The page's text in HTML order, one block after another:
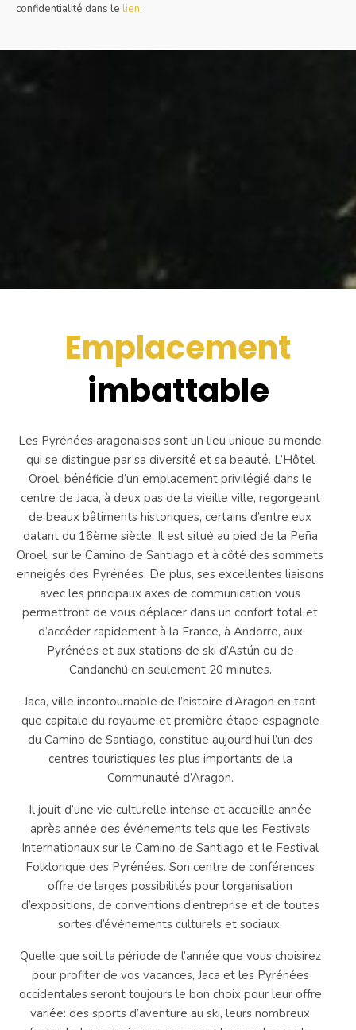
confidentialité dans le lien.
Emplacement
imbattable
Les Pyrénées aragonaises sont un lieu unique au monde
qui se distingue par sa diversité et sa beauté. L’Hôtel
Oroel, bénéficie d’un emplacement privilégié dans le
centre de Jaca, à deux pas de la vieille ville, regorgeant
de beaux bâtiments historiques, certains d’entre eux
datant du 16ème siècle. Il est situé au pied de la Peña
Oroel, sur le Camino de Santiago et à côté des sommets
enneigés des Pyrénées. De plus, ses excellentes liaisons
avec les principaux axes de communication vous
permettront de vous déplacer dans un confort total et
d’accéder rapidement à la France, à Andorre, aux
Pyrénées et aux stations de ski d’Astún ou de
Candanchú en seulement 20 minutes.
Jaca, ville incontournable de l’histoire d’Aragon en tant
que capitale du royaume et première étape espagnole
du Camino de Santiago, constitue aujourd’hui l’un des
centres touristiques les plus importants de la
Communauté d’Aragon.
Il jouit d’une vie culturelle intense et accueille année
après année des événements tels que les Festivals
Internationaux sur le Camino de Santiago et le Festival
Folklorique des Pyrénées. Son centre de conférences
offre de larges possibilités pour l’organisation
d’expositions, de conventions d’entreprise et de toutes
sortes d’événements culturels et sociaux.
Quelle que soit la période de l’année que vous choisirez
pour profiter de vos vacances, Jaca et les Pyrénées
occidentales seront toujours le bon choix pour leur offre
variée: des sports d’aventure au ski, leurs nombreux